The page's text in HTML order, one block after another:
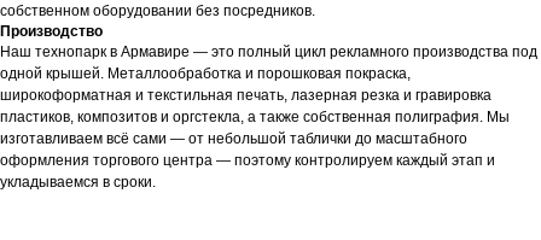
собственном оборудовании без посредников.
Производство
Наш технопарк в Армавире — это полный цикл рекламного производства под
одной крышей. Металлообработка и порошковая покраска,
широкоформатная и текстильная печать, лазерная резка и гравировка
пластиков, композитов и оргстекла, а также собственная полиграфия. Мы
изготавливаем всё сами — от небольшой таблички до масштабного
оформления торгового центра — поэтому контролируем каждый этап и
укладываемся в сроки.